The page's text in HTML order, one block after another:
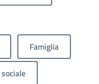
Famiglia